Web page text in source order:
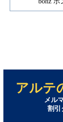
アルテ
メル
割引